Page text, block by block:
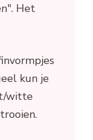
Het
kun je
witte